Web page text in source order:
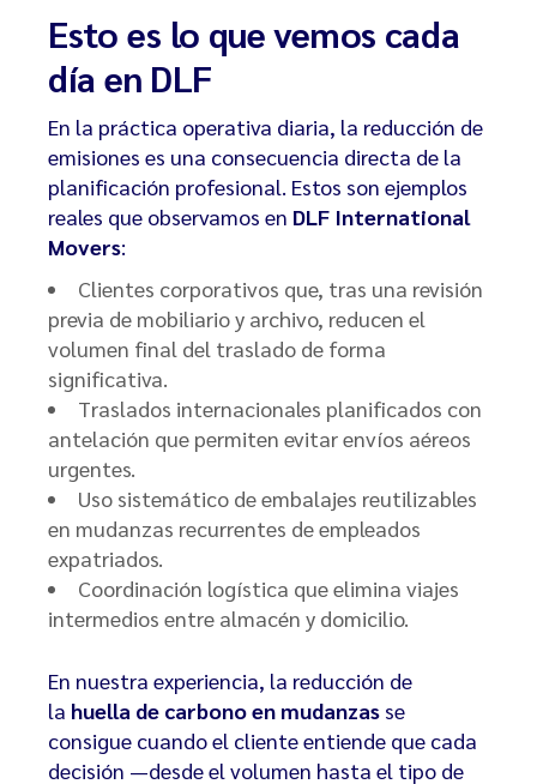
Esto es lo que vemos cada
día en DLF
En la práctica operativa diaria, la reducción de
emisiones es una consecuencia directa de la
planificación profesional. Estos son ejemplos
reales que observamos en DLF International
Movers:
Clientes corporativos que, tras una revisión
previa de mobiliario y archivo, reducen el
volumen final del traslado de forma
significativa.
Traslados internacionales planificados con
antelación que permiten evitar envíos aéreos
urgentes.
Uso sistemático de embalajes reutilizables
en mudanzas recurrentes de empleados
expatriados.
Coordinación logística que elimina viajes
intermedios entre almacén y domicilio.
En nuestra experiencia, la reducción de
la huella de carbono en mudanzas se
consigue cuando el cliente entiende que cada
decisión —desde el volumen hasta el tipo de